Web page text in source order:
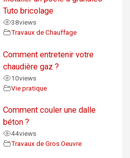
Tuto bricolage
38views
Travaux de Chauffage
Comment entretenir votre
chaudière gaz ?
10views
Vie pratique
Comment couler une dalle
béton ?
44views
Travaux de Gros Oeuvre